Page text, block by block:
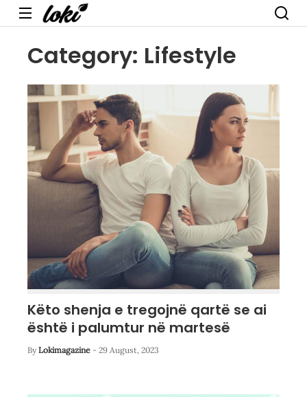
Menu
Category: Lifestyle
Këto shenja e tregojnë qartë se ai
është i palumtur në martesë
By Lokimagazine - 29 August, 2023